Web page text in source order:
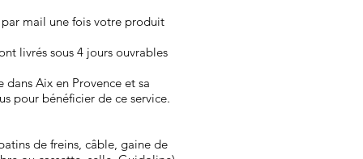
par mail une fois votre produit
​livrés sous 4 jours ouvrables
Aix en Provence et sa
pour bénéficier de ce service.
de freins, câble, gaine de